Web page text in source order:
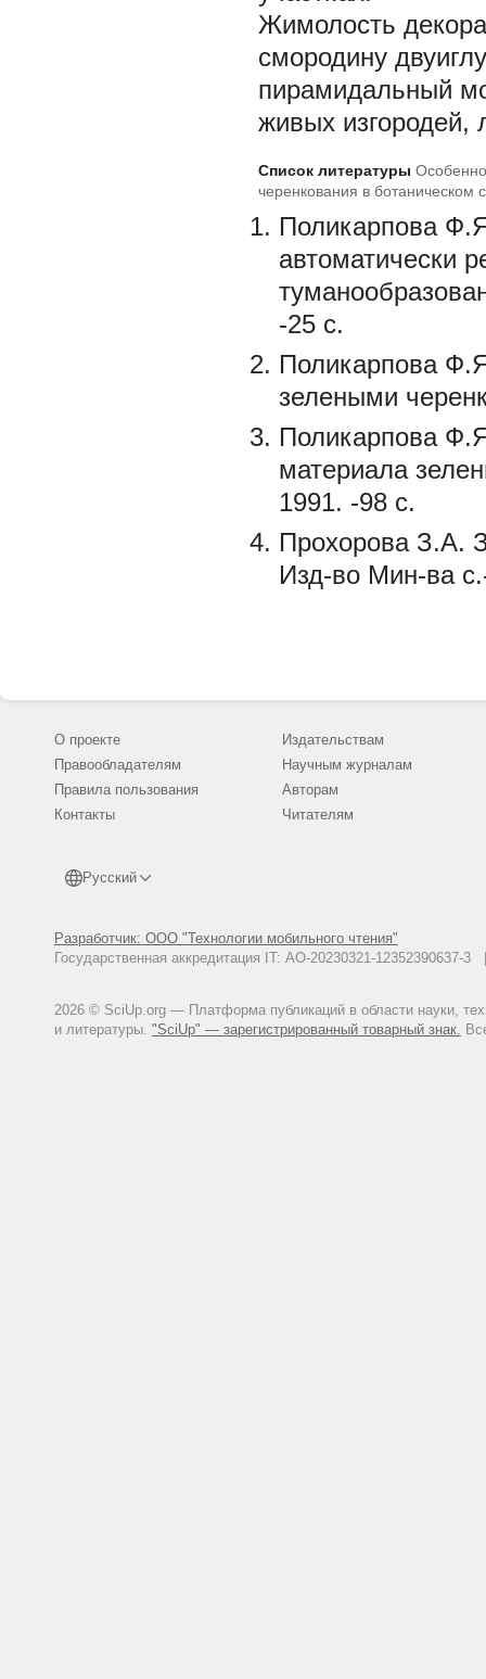
Жимолость
смородину
пирамидальный
живых изгородей,
Список литературы
черенкования в ботаническом
Поликарпова
автоматически
-25 с.
Поликарпова
зелеными
Поликарпова
материала
1991. -98 с.
Прохорова З.А.
Изд-во Мин-ва
О проекте
Правообладателям
Правила пользования
Контакты
Русский
Разработчик: ООО "Технологии мобильного чтения"
Государственная аккредитация IT: АО-20230321-
2026 © SciUp.org — Платформа публикаций в области науки,
и литературы. "SciUp" — зарегистрированный товарный знак.
Издательствам
Научным журналам
Авторам
Читателям